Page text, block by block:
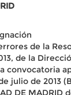
de la
de la
convocatoria
julio de 2013
DE MADRID